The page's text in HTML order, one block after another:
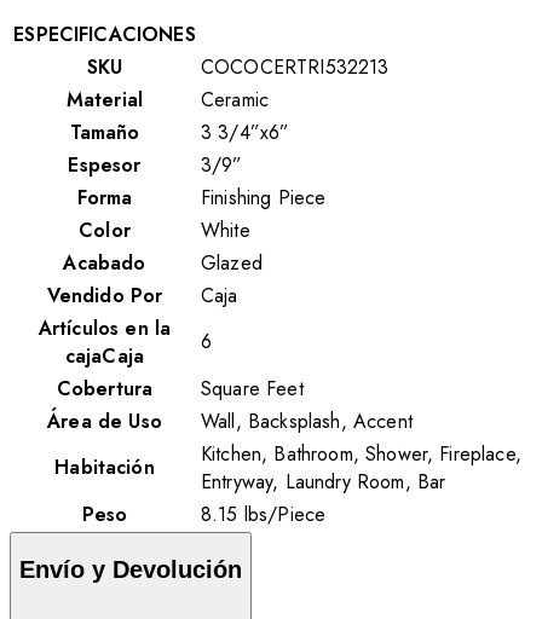
ESPECIFICACIONES
SKU
COCOCERTRI532213
Material
Ceramic
Tamaño
3 3/4”x6”
Espesor
3/9”
Forma
Finishing Piece
Color
White
Acabado
Glazed
Vendido Por
Caja
Artículos en la
cajaCaja
6
Cobertura
Square Feet
Área de Uso
Wall, Backsplash, Accent
Habitación
Kitchen, Bathroom, Shower, Fireplace,
Entryway, Laundry Room, Bar
Peso
8.15 lbs/Piece
Envío y Devolución